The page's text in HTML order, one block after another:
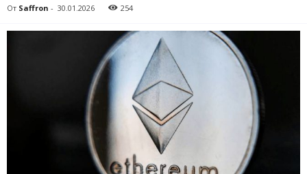
От Saffron - 30.01.2026 254